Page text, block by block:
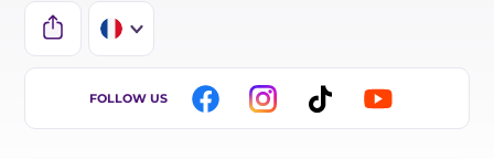
IT
FOLLOW US